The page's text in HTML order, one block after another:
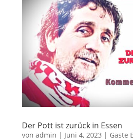
Der Pott ist zurück in Essen
von admin | Juni 4, 2023 | Gäste